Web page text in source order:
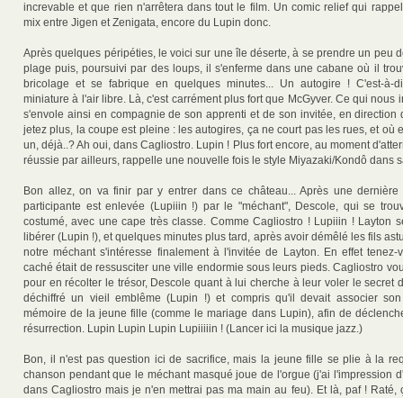
increvable et que rien n'arrêtera dans tout le film. Un comic relief qui
mix entre Jigen et Zenigata, encore du Lupin donc.
Après quelques péripéties, le voici sur une île déserte, à se prendre un peu
plage puis, poursuivi par des loups, il s'enferme dans une cabane où il
bricolage et se fabrique en quelques minutes... Un autogire ! C'est-à-
miniature à l'air libre. Là, c'est carrément plus fort que McGyver. Ce qui nous
s'envole ainsi en compagnie de son apprenti et de son invitée, en direction
jetez plus, la coupe est pleine : les autogires, ça ne court pas les rues, et où
un, déjà..? Ah oui, dans Cagliostro. Lupin ! Plus fort encore, au moment
réussie par ailleurs, rappelle une nouvelle fois le style Miyazaki/Kondô dans
Bon allez, on va finir par y entrer dans ce château... Après une
participante est enlevée (Lupiiin !) par le "méchant", Descole, qui se
costumé, avec une cape très classe. Comme Cagliostro ! Lupiiin ! Layton
libérer (Lupin !), et quelques minutes plus tard, après avoir démêlé les fils
notre méchant s'intéresse finalement à l'invitée de Layton. En effet tenez-
caché était de ressusciter une ville endormie sous leurs pieds. Cagliostro
pour en récolter le trésor, Descole quant à lui cherche à leur voler le secret
déchiffré un vieil emblême (Lupin !) et compris qu'il devait associer
mémoire de la jeune fille (comme le mariage dans Lupin), afin de
résurrection. Lupin Lupin Lupin Lupiiiiin ! (Lancer ici la musique jazz.)
Bon, il n'est pas question ici de sacrifice, mais la jeune fille se plie à la
chanson pendant que le méchant masqué joue de l'orgue (j'ai l'impression
dans Cagliostro mais je n'en mettrai pas ma main au feu). Et là, paf ! Raté,